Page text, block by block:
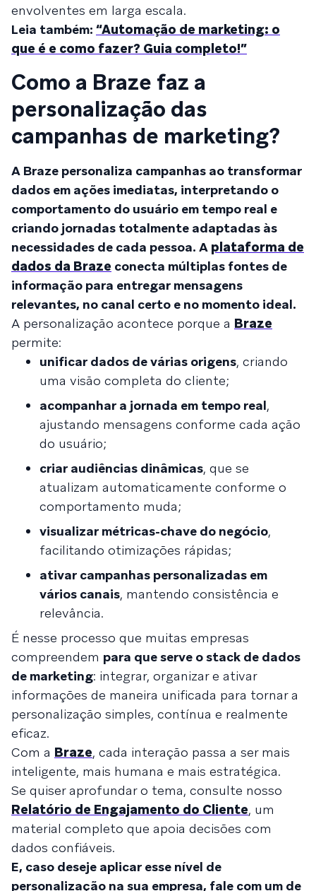
envolventes em larga escala.
Leia também: “Automação de marketing: o
que é e como fazer? Guia completo!”
Como a Braze faz a
personalização das
campanhas de marketing?
A Braze personaliza campanhas ao transformar
dados em ações imediatas, interpretando o
comportamento do usuário em tempo real e
criando jornadas totalmente adaptadas às
necessidades de cada pessoa. A plataforma de
dados da Braze conecta múltiplas fontes de
informação para entregar mensagens
relevantes, no canal certo e no momento ideal.
A personalização acontece porque a Braze
permite:
unificar dados de várias origens, criando
uma visão completa do cliente;
acompanhar a jornada em tempo real,
ajustando mensagens conforme cada ação
do usuário;
criar audiências dinâmicas, que se
atualizam automaticamente conforme o
comportamento muda;
visualizar métricas-chave do negócio,
facilitando otimizações rápidas;
ativar campanhas personalizadas em
vários canais, mantendo consistência e
relevância.
É nesse processo que muitas empresas
compreendem para que serve o stack de dados
de marketing: integrar, organizar e ativar
informações de maneira unificada para tornar a
personalização simples, contínua e realmente
eficaz.
Com a Braze, cada interação passa a ser mais
inteligente, mais humana e mais estratégica.
Se quiser aprofundar o tema, consulte nosso
Relatório de Engajamento do Cliente, um
material completo que apoia decisões com
dados confiáveis.
E, caso deseje aplicar esse nível de
personalização na sua empresa, fale com um de